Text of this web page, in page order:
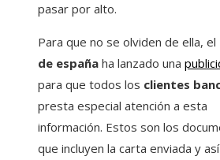
pasar por alto.
Para que no se olviden de ella, el
de españa ha lanzado una
para que todos los clientes
presta especial atención a esta
información. Estos son los
que incluyen la carta enviada y